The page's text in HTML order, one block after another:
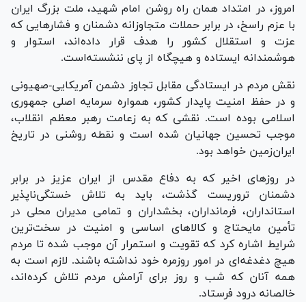
امروز، در امتداد همان راه روشن امام شهید، ملت بزرگ ایران
با عزم راسخ، در برابر حملات متجاوزانه دشمنان و فشار‌هایی که
عزت و استقلال کشور را هدف قرار داده‌اند، استوار و
هوشمندانه ایستاده و هیچگاه از پای ننشسته‌است.
نقش مردم در ایستادگی مقابل تجاوز دشمن آمریکایی-صهیونی
و در حفظ امنیت پایدار کشور، همواره سرمایه اصلی جمهوری
اسلامی بوده است. نقشی که به زعامت رهبر معظم انقلاب،
موجب تحسین جهانیان شده است و نقطه روشنی در تاریخ
ایران‌زمین خواهد بود.
در روز‌های اخیر که به دفاع مقدس از ایران عزیز در برابر
دشمنان تروریست گذشت، باید به تلاش خستگی‌ناپذیر
استانداران، فرمانداران، بخشداران و تمامی مدیران محلی در
تأمین مایحتاج و کالا‌های اساسی و امنیت در سخت‌ترین
شرایط اشاره کرد که تقویت و استمرار آن موجب شده تا مردم
هیچ دغدغه‌ای در امور روزمره خود نداشته باشند. لازم است به
همه آنان که شب و روز برای آرامش مردم تلاش کرده‌اند،
خالصانه درود فرستاد.